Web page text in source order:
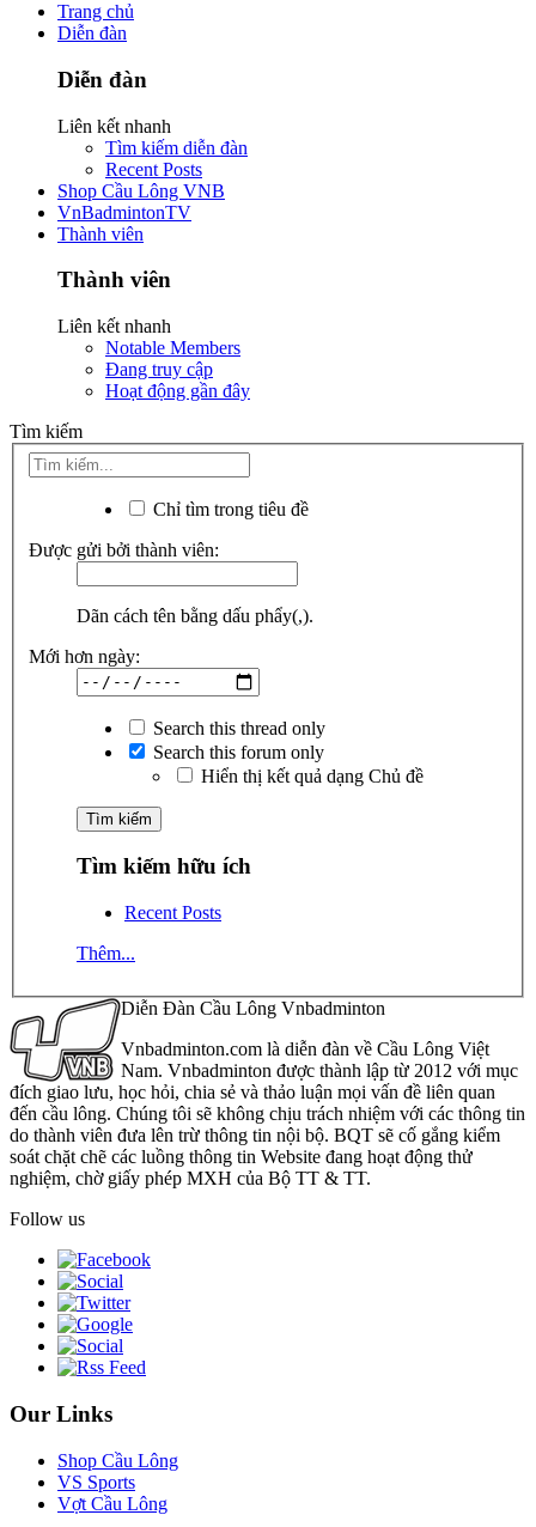
Trang chủ
Diễn đàn
Diễn đàn
Liên kết nhanh
Tìm kiếm diễn đàn
Recent Posts
Shop Cầu Lông VNB
VnBadmintonTV
Thành viên
Thành viên
Liên kết nhanh
Notable Members
Đang truy cập
Hoạt động gần đây
Tìm kiếm
Chỉ tìm trong tiêu đề
Được gửi bởi thành viên:
Dãn cách tên bằng dấu phẩy(,).
Mới hơn ngày:
Search this thread only
Search this forum only
Hiển thị kết quả dạng Chủ đề
Tìm kiếm hữu ích
Recent Posts
Thêm...
Diễn Đàn Cầu Lông Vnbadminton
Vnbadminton.com là diễn đàn về Cầu Lông Việt
Nam. Vnbadminton được thành lập từ 2012 với mục
đích giao lưu, học hỏi, chia sẻ và thảo luận mọi vấn đề liên quan
đến cầu lông. Chúng tôi sẽ không chịu trách nhiệm với các thông tin
do thành viên đưa lên trừ thông tin nội bộ. BQT sẽ cố gắng kiểm
soát chặt chẽ các luồng thông tin Website đang hoạt động thử
nghiệm, chờ giấy phép MXH của Bộ TT & TT.
Follow us
Our Links
Shop Cầu Lông
VS Sports
Vợt Cầu Lông